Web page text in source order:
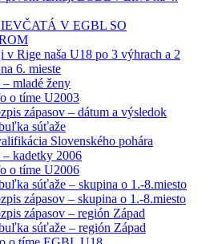
V EGBL SO
v Rige naša U18 po 3 výhrach a 2
6. mieste
mladé ženy
o tíme U2003
zápasov – dátum a výsledok
súťaže
Slovenského pohára
kadetky 2006
o tíme U2006
súťaže – skupina o 1.-8.miesto
zápasov – skupina o 1.-8.miesto
zápasov – región Západ
súťaže – región Západ